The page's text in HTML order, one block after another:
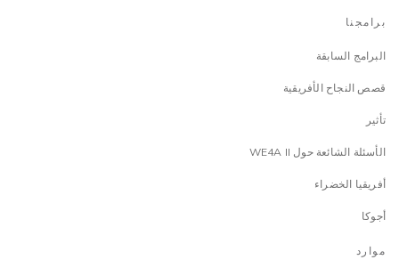
برامجنا
البرامج السابقة
قصص النجاح الأفريقية
تأثير
الأسئلة الشائعة حول WE4A II
أفريقيا الخضراء
أجوكا
موارد